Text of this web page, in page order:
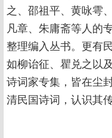
之、邵祖平、黄咏雩
凡章、朱庸斋等人的
整理编入丛书。更有
如柳诒征、瞿兑之以
诗词家专集，皆在尘
清民国诗词，认识其